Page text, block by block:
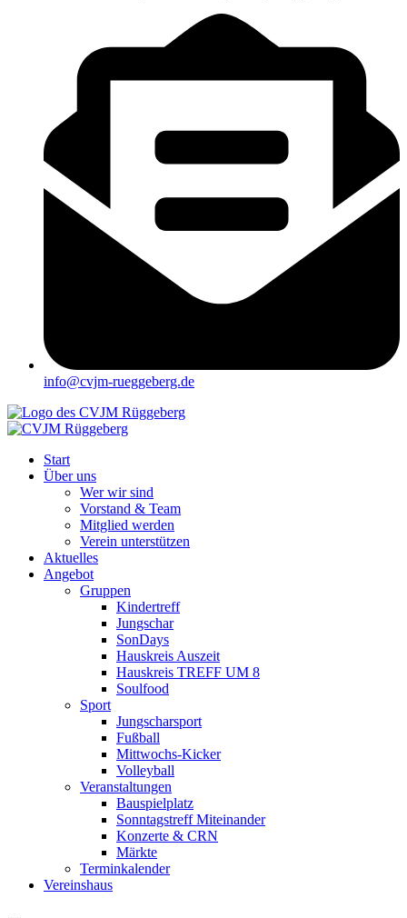
info@cvjm-rueggeberg.de
Start
Über uns
Wer wir sind
Vorstand & Team
Mitglied werden
Verein unterstützen
Aktuelles
Angebot
Gruppen
Kindertreff
Jungschar
SonDays
Hauskreis Auszeit
Hauskreis TREFF UM 8
Soulfood
Sport
Jungscharsport
Fußball
Mittwochs-Kicker
Volleyball
Veranstaltungen
Bauspielplatz
Sonntagstreff Miteinander
Konzerte & CRN
Märkte
Terminkalender
Vereinshaus